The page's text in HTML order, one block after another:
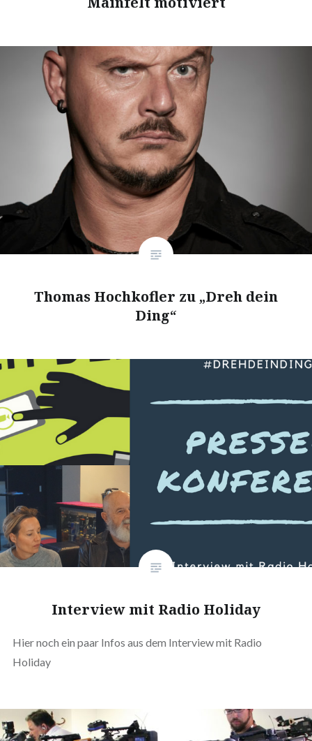
Thomas Hochkofler zu „Dreh dein
Ding“
Interview mit Radio Holiday
Hier noch ein paar Infos aus dem Interview mit Radio
Holiday